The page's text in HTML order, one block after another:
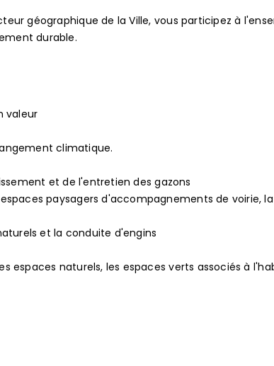
géographique de la Ville, vous participez à
durable.
valeur
climatique.
et de l'entretien des gazons
paysagers d'accompagnements de voirie, la
et la conduite d'engins
espaces naturels, les espaces verts associés à